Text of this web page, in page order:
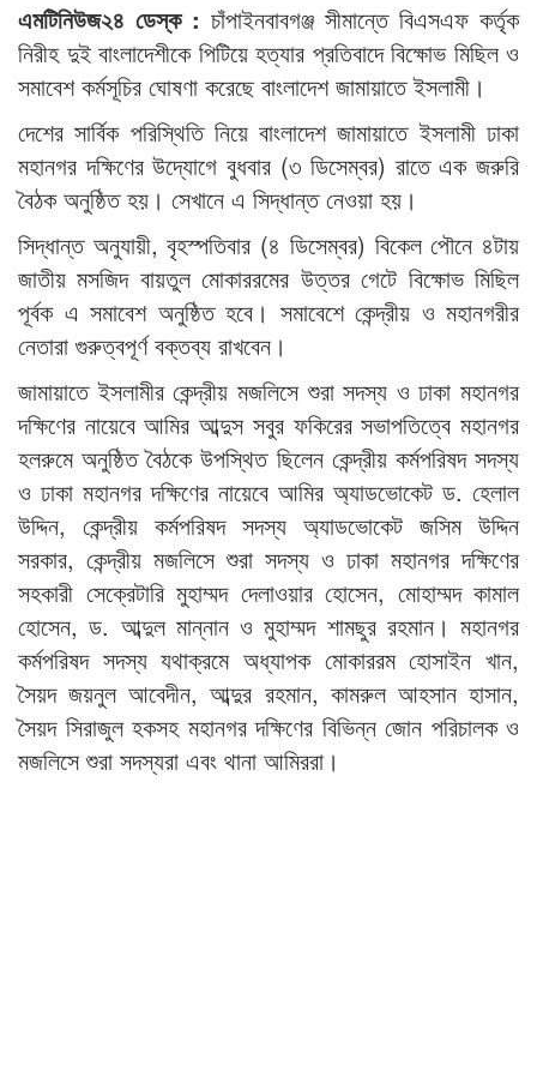
এমটিনিউজ২৪ ডেস্ক : চাঁপাইনবাবগঞ্জ সীমান্তে বিএসএফ কর্তৃক
নিরীহ দুই বাংলাদেশীকে পিটিয়ে হত্যার প্রতিবাদে বিক্ষোভ মিছিল ও
সমাবেশ কর্মসূচির ঘোষণা করেছে বাংলাদেশ জামায়াতে ইসলামী।
দেশের সার্বিক পরিস্থিতি নিয়ে বাংলাদেশ জামায়াতে ইসলামী ঢাকা
মহানগর দক্ষিণের উদ্যোগে বুধবার (৩ ডিসেম্বর) রাতে এক জরুরি
বৈঠক অনুষ্ঠিত হয়। সেখানে এ সিদ্ধান্ত নেওয়া হয়।
সিদ্ধান্ত অনুযায়ী, বৃহস্পতিবার (৪ ডিসেম্বর) বিকেল পৌনে ৪টায়
জাতীয় মসজিদ বায়তুল মোকাররমের উত্তর গেটে বিক্ষোভ মিছিল
পূর্বক এ সমাবেশ অনুষ্ঠিত হবে। সমাবেশে কেন্দ্রীয় ও মহানগরীর
নেতারা গুরুত্বপূর্ণ বক্তব্য রাখবেন।
জামায়াতে ইসলামীর কেন্দ্রীয় মজলিসে শুরা সদস্য ও ঢাকা মহানগর
দক্ষিণের নায়েবে আমির আব্দুস সবুর ফকিরের সভাপতিত্বে মহানগর
হলরুমে অনুষ্ঠিত বৈঠকে উপস্থিত ছিলেন কেন্দ্রীয় কর্মপরিষদ সদস্য
ও ঢাকা মহানগর দক্ষিণের নায়েবে আমির অ্যাডভোকেট ড. হেলাল
উদ্দিন, কেন্দ্রীয় কর্মপরিষদ সদস্য অ্যাডভোকেট জসিম উদ্দিন
সরকার, কেন্দ্রীয় মজলিসে শুরা সদস্য ও ঢাকা মহানগর দক্ষিণের
সহকারী সেক্রেটারি মুহাম্মদ দেলাওয়ার হোসেন, মোহাম্মদ কামাল
হোসেন, ড. আব্দুল মান্নান ও মুহাম্মদ শামছুর রহমান। মহানগর
কর্মপরিষদ সদস্য যথাক্রমে অধ্যাপক মোকাররম হোসাইন খান,
সৈয়দ জয়নুল আবেদীন, আব্দুর রহমান, কামরুল আহসান হাসান,
সৈয়দ সিরাজুল হকসহ মহানগর দক্ষিণের বিভিন্ন জোন পরিচালক ও
মজলিসে শুরা সদস্যরা এবং থানা আমিররা।